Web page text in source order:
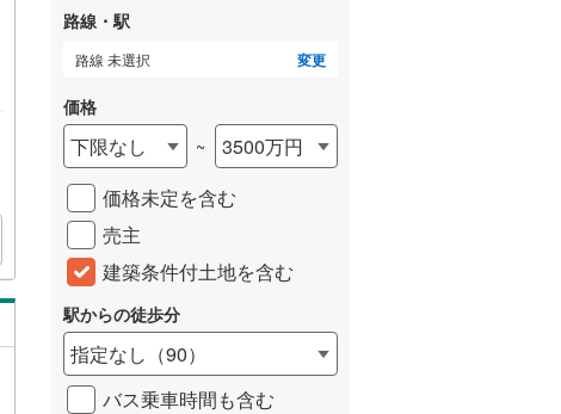
路線・駅
路線 未選択 変更
価格
下限なし ~
3500万円
価格未定を含む
売主
建築条件付土地を含む
駅からの徒歩分
指定なし （90）
バス乗車時間も含む